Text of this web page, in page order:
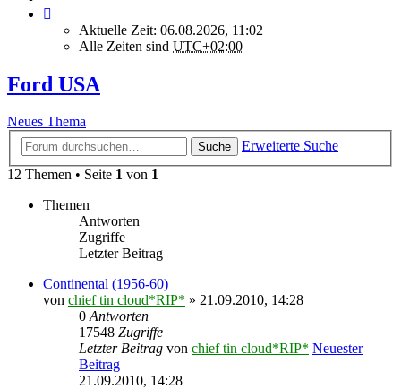
Aktuelle Zeit: 06.08.2026, 11:02
Alle Zeiten sind UTC+02:00
Ford USA
Neues Thema
Suche
Erweiterte Suche
12 Themen • Seite 1 von 1
Themen
Antworten
Zugriffe
Letzter Beitrag
Continental (1956-60)
von chief tin cloud*RIP* » 21.09.2010, 14:28
0 Antworten
17548 Zugriffe
Letzter Beitrag von chief tin cloud*RIP* Neuester
Beitrag
21.09.2010, 14:28